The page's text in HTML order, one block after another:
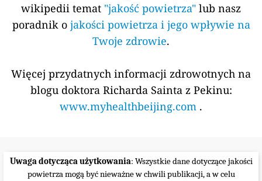
wikipedii temat "jakość powietrza" lub nasz
poradnik o jakości powietrza i jego wpływie na
Twoje zdrowie.
Więcej przydatnych informacji zdrowotnych na
blogu doktora Richarda Sainta z Pekinu:
www.myhealthbeijing.com .
Uwaga dotycząca użytkowania: Wszystkie dane dotyczące jakości
powietrza mogą być nieważne w chwili publikacji, a w celu